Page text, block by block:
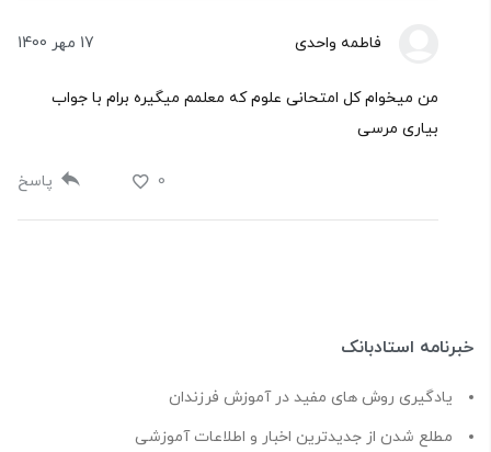
فاطمه واحدی 17 مهر 1400
من میخوام کل امتحانی علوم که معلمم میگیره برام با جواب
بیاری مرسی
0 پاسخ
خبرنامه استادبانک
یادگیری روش های مفید در آموزش فرزندان
مطلع شدن از جدیدترین اخبار و اطلاعات آموزشی